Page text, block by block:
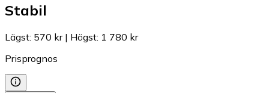
Stabil
Lägst: 570 kr| Högst: 1 780 kr
Prisprognos